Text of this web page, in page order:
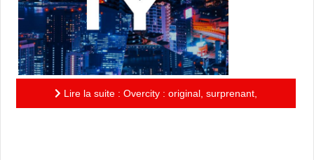
Lire la suite : Overcity : original, surprenant,